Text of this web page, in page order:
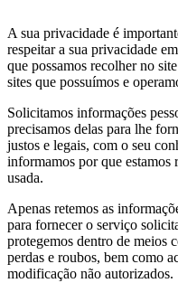
A sua privacidade é
respeitar a sua privacidade
que possamos recolher no
sites que possuímos e
Solicitamos informações
precisamos delas para lhe
justos e legais, com o seu
informamos por que estamos
usada.
Apenas retemos as
para fornecer o serviço
protegemos dentro de meios
perdas e roubos, bem como
modificação não autorizados.